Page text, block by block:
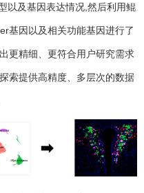
以及基因表达情况,然后利用鲲
基因以及相关功能基因进行了
更精细、更符合用户研究需求
索提供高精度、多层次的数据